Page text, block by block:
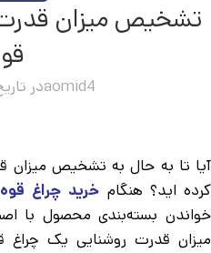
تشخیص میزان
aomid4در تاریخ
آیا تا به حال به تشخیص میزان
کرده اید؟ هنگام خرید چراغ قوه
خواندن بسته‌بندی محصول با